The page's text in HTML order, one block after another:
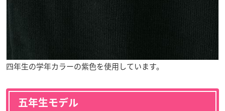
四年生の学年カラーの紫色を使用しています。
五年生モデル